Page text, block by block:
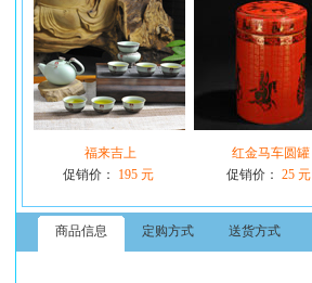
福来吉上
促销价：
195 元
红金马车圆罐
促销价： 25 元
商品信息 定购方式 送货方式